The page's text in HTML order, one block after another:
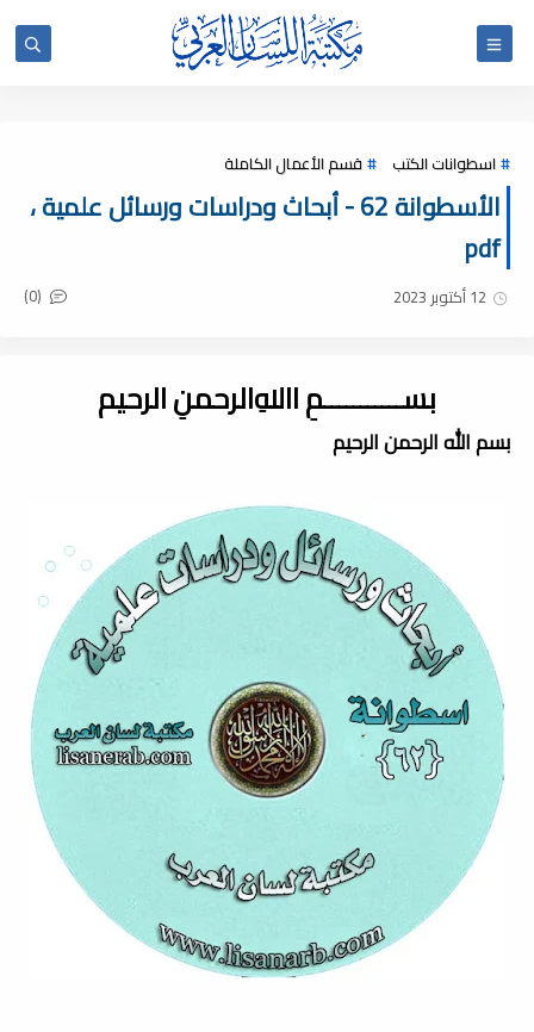
اسطوانات الكتب قسم الأعمال الكاملة
الأسطوانة 62 - أبحاث ودراسات ورسائل علمية ،
pdf
12 أكتوبر 2023 (0)
بســـــــــــمِ اﷲِالرحمنِ الرحيم
بسم الله الرحمن الرحيم